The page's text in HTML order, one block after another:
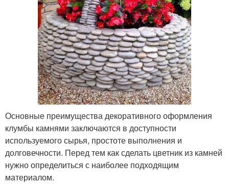
Основные преимущества декоративного оформления
клумбы камнями заключаются в доступности
используемого сырья, простоте выполнения и
долговечности. Перед тем как сделать цветник из камней
нужно определиться с наиболее подходящим
материалом.